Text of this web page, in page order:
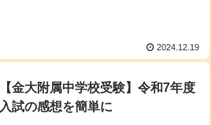
2024.12.19
【金大附属中学校受験】令和7年度
入試の感想を簡単に